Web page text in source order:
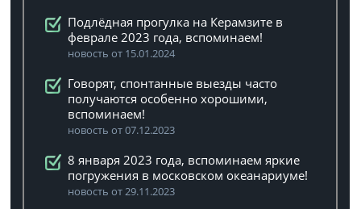
Подлёдная прогулка на Керамзите в
феврале 2023 года, вспоминаем!
новость от 15.01.2024
Говорят, спонтанные выезды часто
получаются особенно хорошими,
вспоминаем!
новость от 07.12.2023
8 января 2023 года, вспоминаем яркие
погружения в московском океанариуме!
новость от 29.11.2023